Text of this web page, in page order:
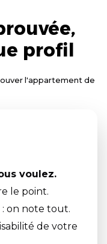
profil
l'appartement de
voulez.
le point.
on note tout.
de votre